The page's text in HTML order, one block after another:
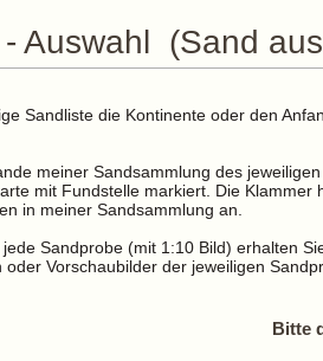
Auswahl (Sand
Sandliste die Kontinente oder den
meiner Sandsammlung des
mit Fundstelle markiert. Die Klammer
in meiner Sandsammlung an.
Sandprobe (mit 1:10 Bild) erhalten
Vorschaubilder der jeweiligen
Bitte